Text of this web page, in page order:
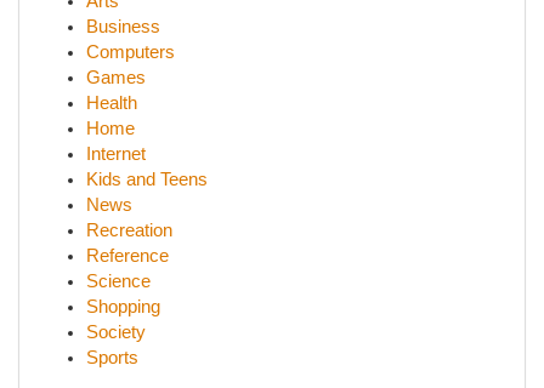
Business
Computers
Games
Health
Home
Internet
Kids and Teens
News
Recreation
Reference
Science
Shopping
Society
Sports